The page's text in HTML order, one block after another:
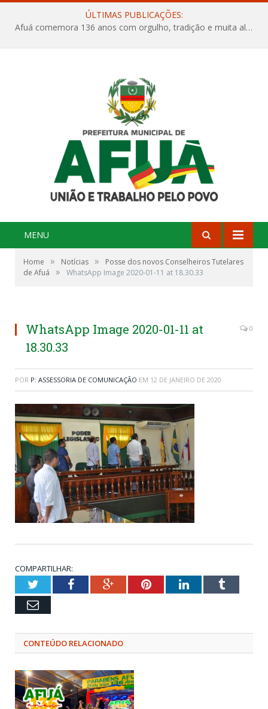
ÚLTIMAS PUBLICAÇÕES:
Afuá comemora 136 anos com orgulho, tradição e muita alegria na Quadra Dr. Nelson Salomão
MENU
Home » Notícias »
Posse dos novos Conselheiros Tutelares
de Afuá
» WhatsApp Image 2020-01-11 at 18.30.33
WhatsApp Image 2020-01-11 at
18.30.33
0
POR P: ASSESSORIA DE COMUNICAÇÃO EM 12 DE JANEIRO DE 2020
COMPARTILHAR:
TwitterFacebookGoogle+PinterestLinkedInTumblr
Email
CONTEÚDO RELACIONADO